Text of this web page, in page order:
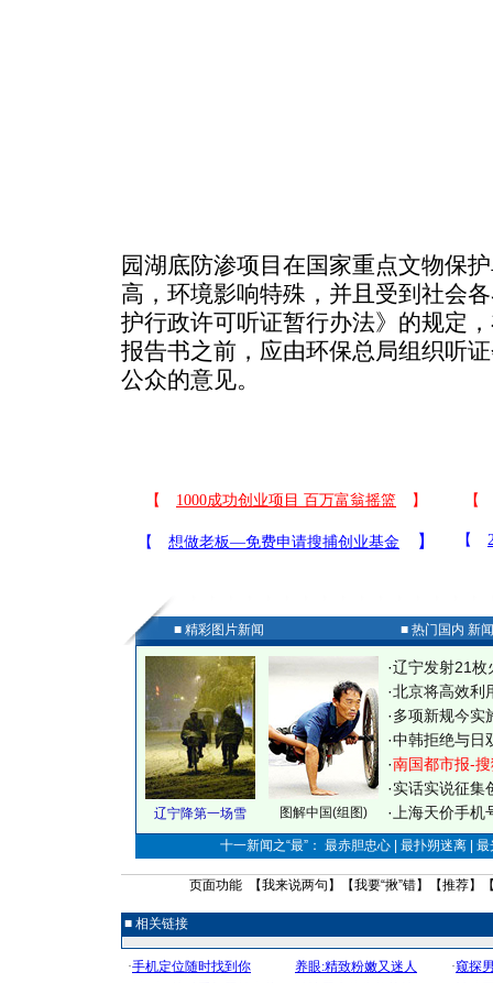
园湖底防渗项目在国家重点文物保
高，环境影响特殊，并且受到社会
护行政许可听证暂行办法》的规定
报告书之前，应由环保总局组织听
公众的意见。
■ 精彩图片新闻 ■ 热门国内 新
辽宁降第一场雪 图解中国(组图)
·辽宁发射21枚
·北京将高效利
·多项新规今实
·中韩拒绝与日
·南国都市报-
·实话实说征集
· 上海天价手
十一新闻之“最”： 最赤胆忠心 | 最扑朔迷离 |
页面功能 【我来说两句 】【我要“揪”错】【推荐】
■ 相关链接